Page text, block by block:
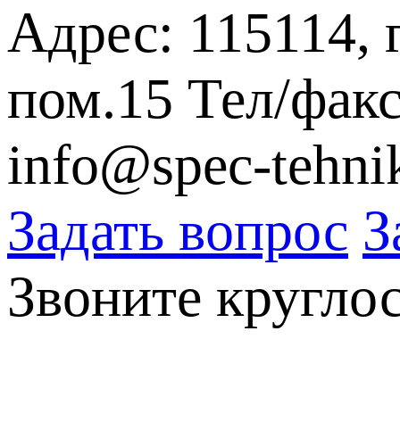
Адрес: 115114,
пом.15 Тел/
info@spec-
Задать вопрос
Звоните